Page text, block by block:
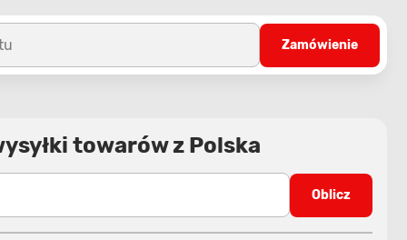
Zamówienie
towarów z Polska
Oblicz